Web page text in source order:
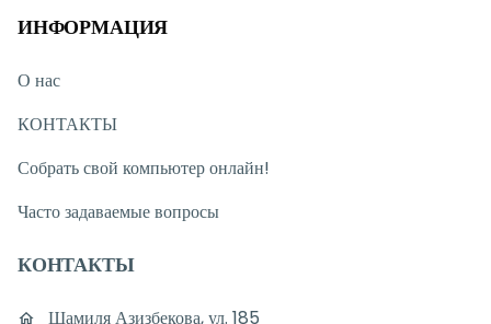
ИНФОРМАЦИЯ
О нас
КОНТАКТЫ
Собрать свой компьютер онлайн!
Часто задаваемые вопросы
КОНТАКТЫ
Шамиля Азизбекова, ул. 185